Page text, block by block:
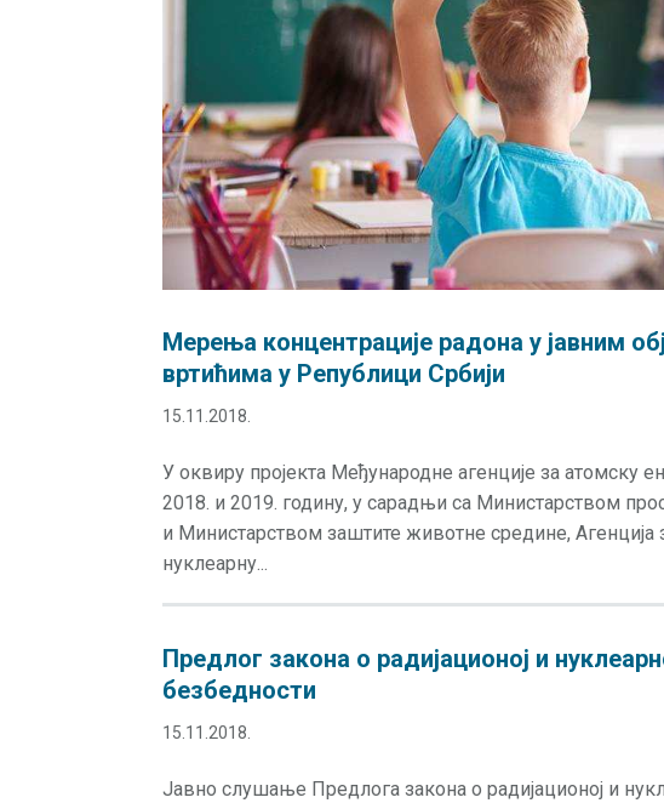
Мерења концентрације радона у јавним
вртићима у Републици Србији
15.11.2018.
У оквиру пројекта Међународне агенције за атомску
2018. и 2019. годину, у сарадњи са Министарством
и Министарством заштите животне средине, Агенција
нуклеарну...
Предлог закона о радијационој и
безбедности
15.11.2018.
Јавно слушање Предлога закона о радијационој и